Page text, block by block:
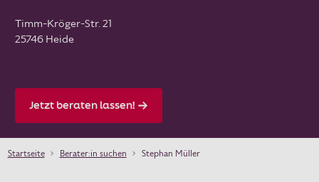
Ratgeber
Karriere
Kontakt & Service
Dein Konto
Timm-Kröger-Str. 21
25746 Heide
Jetzt beraten lassen!
Startseite Berater:in suchen Stephan Müller